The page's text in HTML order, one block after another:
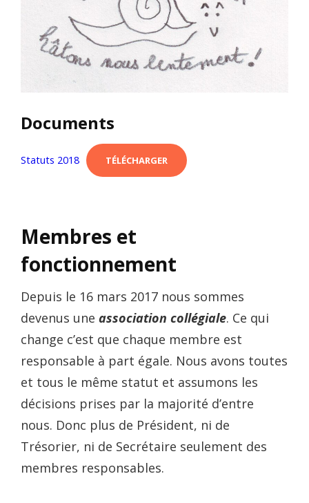
Documents
Statuts 2018 TÉLÉCHARGER
Membres et
fonctionnement
Depuis le 16 mars 2017 nous sommes
devenus une association collégiale. Ce qui
change c’est que chaque membre est
responsable à part égale. Nous avons toutes
et tous le même statut et assumons les
décisions prises par la majorité d’entre
nous. Donc plus de Président, ni de
Trésorier, ni de Secrétaire seulement des
membres responsables.